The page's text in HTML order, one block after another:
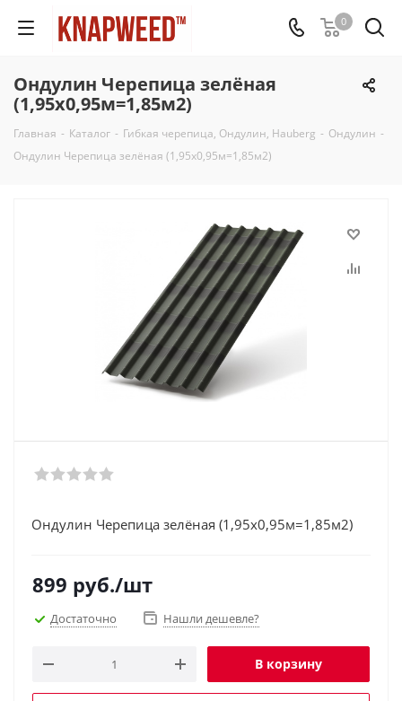
0
Ондулин Черепица зелёная
(1,95х0,95м=1,85м2)
Главная - Каталог - Гибкая черепица, Ондулин, Hauberg - Ондулин -
Ондулин Черепица зелёная (1,95х0,95м=1,85м2)
Ондулин Черепица зелёная (1,95х0,95м=1,85м2)
899 руб./шт
Достаточно Нашли дешевле?
В корзину